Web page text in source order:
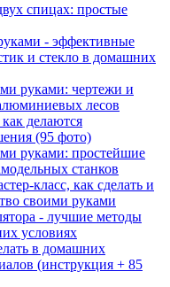
спицах: простые
- эффективные
и стекло в домашних
руками: чертежи и
лесов
делаются
(95 фото)
руками: простейшие
станков
класс, как сделать и
своими руками
- лучшие методы
условиях
в домашних
(инструкция + 85